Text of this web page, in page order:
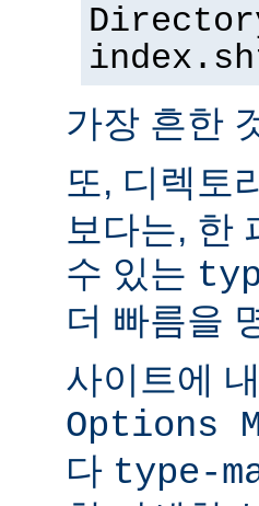
가장 흔한
또, 디렉토
보다는, 한
수 있는
더 빠름을
사이트에
Options
다 type-